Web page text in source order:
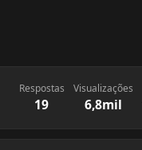
Respostas
19
Visualizações
6,8mil